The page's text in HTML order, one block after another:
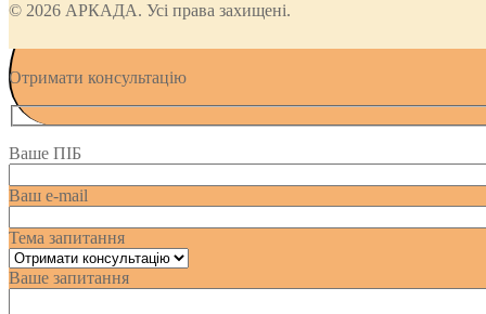
© 2026 АРКАДА. Усі права захищені.
Отримати консультацію
Ваше ПІБ
Ваш e-mail
Тема запитання
Ваше запитання